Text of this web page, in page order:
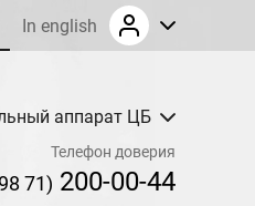
In english
аппарат ЦБ
Телефон доверия
71) 200-00-44